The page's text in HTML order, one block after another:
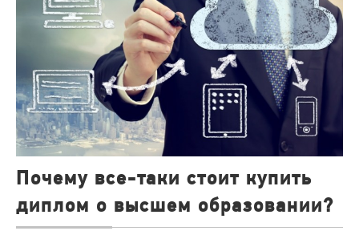
Почему все-таки стоит купить
диплом о высшем образовании?